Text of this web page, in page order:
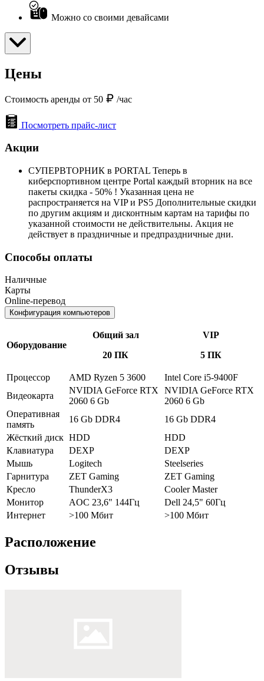
Можно со своими девайсами
Цены
Стоимость аренды от 50 /час
Посмотреть прайс-лист
Акции
СУПЕРВТОРНИК в PORTAL Теперь в
киберспортивном центре Portal каждый вторник на все
пакеты скидка - 50% ! Указанная цена не
распространяется на VIP и PS5 Дополнительные скидки
по другим акциям и дисконтным картам на тарифы по
указанной стоимости не действительны. Акция не
действует в праздничные и предпраздничные дни.
Способы оплаты
Наличные
Карты
Online-перевод
Конфигурация компьютеров
Оборудование
Общий зал
20 ПК
VIP
5 ПК
Процессор AMD Ryzen 5 3600
Intel Core i5-9400F
Видеокарта
NVIDIA GeForce RTX
2060 6 Gb
NVIDIA GeForce RTX
2060 6 Gb
Оперативная
память
16 Gb DDR4
16 Gb DDR4
Жёсткий диск HDD
HDD
Клавиатура
DEXP
DEXP
Мышь
Logitech
Steelseries
Гарнитура
ZET Gaming
ZET Gaming
Кресло
ThunderX3
Cooler Master
Монитор
AOC 23,6" 144Гц
Dell 24,5" 60Гц
Интернет
>100 Мбит >100 Мбит
Расположение
Отзывы